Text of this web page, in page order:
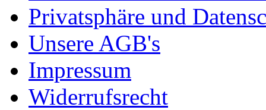
Privatsphäre und
Unsere AGB's
Impressum
Widerrufsrecht